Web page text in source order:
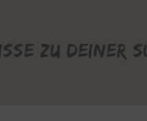
zu deiner